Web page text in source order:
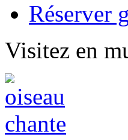
Réserver
Visitez en